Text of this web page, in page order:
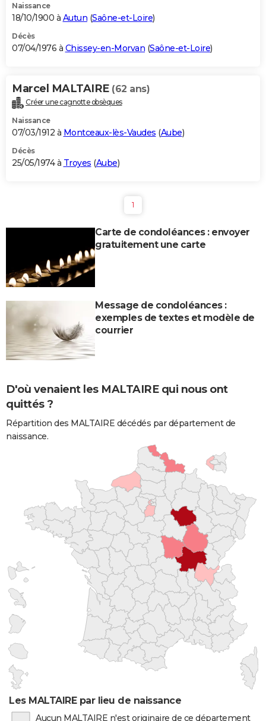
Naissance
18/10/1900 à Autun (Saône-et-Loire)
Décès
07/04/1976 à Chissey-en-Morvan (Saône-et-Loire)
Marcel MALTAIRE (62 ans)
Créer une cagnotte obsèques
Naissance
07/03/1912 à Montceaux-lès-Vaudes (Aube)
Décès
25/05/1974 à Troyes (Aube)
1
Carte de condoléances : envoyer
gratuitement une carte
Message de condoléances :
exemples de textes et modèle de
courrier
D'où venaient les MALTAIRE qui nous ont
quittés ?
Répartition des MALTAIRE décédés par département de
naissance.
Les MALTAIRE par lieu de naissance
Aucun MALTAIRE n'est originaire de ce département